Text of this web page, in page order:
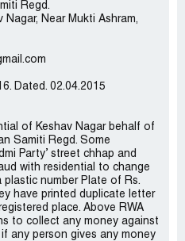
Regd.
Nagar, Near Mukti Ashram,
Dated. 02.04.2015
of Keshav Nagar behalf of
Samiti Regd. Some
Party’ street chhap and
with residential to change
plastic number Plate of Rs.
have printed duplicate letter
place. Above RWA
to collect any money against
any person gives any money